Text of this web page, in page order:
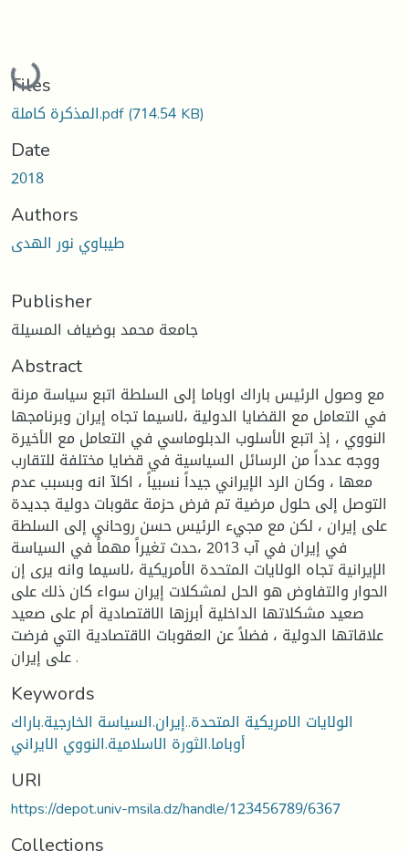
Loading...
Files
المذكرة كاملة.pdf(714.54 KB)
Date
2018
Authors
طيباوي نور الهدى
Publisher
جامعة محمد بوضياف المسيلة
Abstract
مع وصول الرئيس باراك اوباما إلى السلطة اتبع سياسة مرنة
في التعامل مع القضايا الدولية ،لاسيما تجاه إيران وبرنامجها
النووي ، إذ اتبع الأسلوب الدبلوماسي في التعامل مع الأخيرة
ووجه عدداً من الرسائل السياسية في قضايا مختلفة للتقارب
معها ، وكان الرد الإيراني جيداً نسبياً ، اكلآ انه وبسبب عدم
التوصل إلى حلول مرضية تم فرض حزمة عقوبات دولية جديدة
على إيران ، لكن مع مجيء الرئيس حسن روحاني إلى السلطة
في إيران في آب 2013 ،حدث تغيراً مهماً في السياسة
الإيرانية تجاه الولايات المتحدة الأمريكية ،لاسيما وانه يرى إن
الحوار والتفاوض هو الحل لمشكلات إيران سواء كان ذلك على
صعيد مشكلاتها الداخلية أبرزها الاقتصادية أم على صعيد
علاقاتها الدولية ، فضلاً عن العقوبات الاقتصادية التي فرضت
على إيران .
Keywords
الولايات الامريكية المتحدة..إيران.السياسة الخارجية.باراك
أوباما.الثورة الاسلامية.النووي الايراني
URI
https://depot.univ-msila.dz/handle/123456789/6367